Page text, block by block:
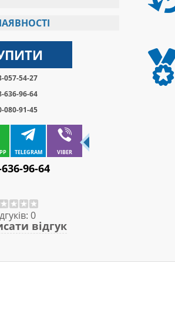
057-54-27
636-96-64
080-91-45
TELEGRAM VIBER
96-64
0
відгук